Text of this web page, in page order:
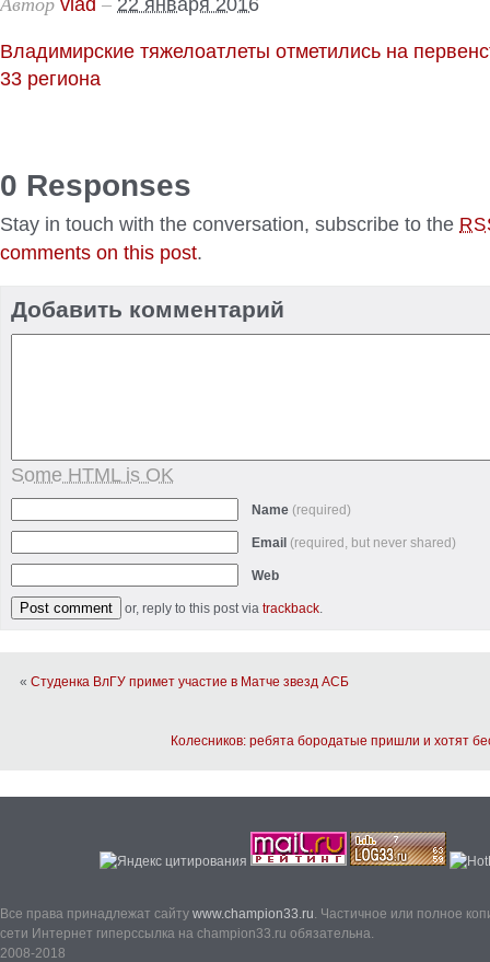
Владимирские тяжелоатлеты отметились на
33 региона
0 Responses
Stay in touch with the conversation, subscribe to the
comments on this post.
Добавить комментарий
Some HTML is OK
Name (required)
Email (required, but never shared)
Web
or, reply to this post via trackback.
« Студенка ВлГУ примет участие в Матче звезд АСБ
Колесников: ребята бородатые пришли и хотят
Все права принадлежат сайту www.champion33.ru. Частичное или полное
сети Интернет гиперссылка на champion33.ru обязательна.
2008-2018